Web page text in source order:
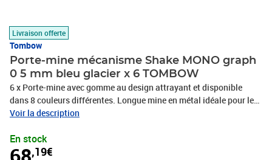
Livraison offerte
Tombow
Porte-mine mécanisme Shake MONO graph
0 5 mm bleu glacier x 6 TOMBOW
6 x Porte-mine avec gomme au design attrayant et disponible
dans 8 couleurs différentes. Longue mine en métal idéale pour le
dessin avec règle ou pochoir. Le poste-mine MONO Graphà avec
casse de mine. Parfait pour le dessin avec règle ou pochoirs.
Mécanisme innovant 'Shake': en secouant le crayon, la mine se
Voir la description
En stock
,19€